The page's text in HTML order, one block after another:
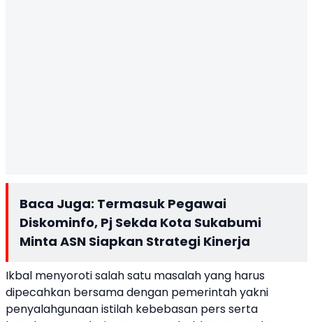
Baca Juga: Termasuk Pegawai
Diskominfo, Pj Sekda Kota Sukabumi
Minta ASN Siapkan Strategi Kinerja
Ikbal menyoroti salah satu masalah yang harus
dipecahkan bersama dengan pemerintah yakni
penyalahgunaan istilah kebebasan pers serta